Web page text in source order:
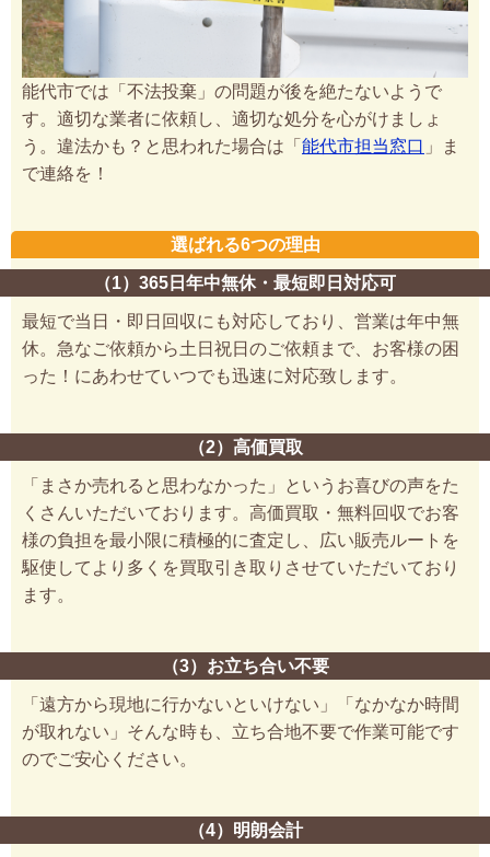
能代市では「不法投棄」の問題が後を絶たないようで
す。適切な業者に依頼し、適切な処分を心がけましょ
う。違法かも？と思われた場合は「 能代市担当窓口 」ま
で連絡を！
選ばれる6つの理由
（1）365日年中無休・最短即日対応可
最短で当日・即日回収にも対応しており、営業は年中無
休。急なご依頼から土日祝日のご依頼まで、お客様の困
った！にあわせていつでも迅速に対応致します。
（2）高価買取
「まさか売れると思わなかった」というお喜びの声をた
くさんいただいております。高価買取・無料回収でお客
様の負担を最小限に積極的に査定し、広い販売ルートを
駆使してより多くを買取引き取りさせていただいており
ます。
（3）お立ち合い不要
「遠方から現地に行かないといけない」「なかなか時間
が取れない」そんな時も、立ち合地不要で作業可能です
のでご安心ください。
（4）明朗会計